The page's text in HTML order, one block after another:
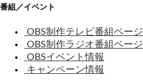
番組／イベント
OBS制作テレビ番組ページ
OBS制作ラジオ番組ページ
OBSイベント情報
キャンペーン情報